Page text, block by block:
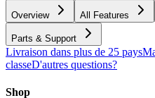
Overview All Features
Parts & Support
Livraison dans plus de 25 pays
classeD'autres questions?
Shop